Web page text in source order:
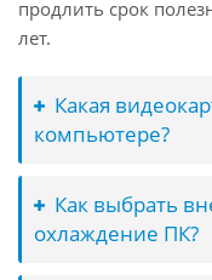
продлить срок
лет.
Какая
компьютере?
Как выбрать
охлаждение ПК?